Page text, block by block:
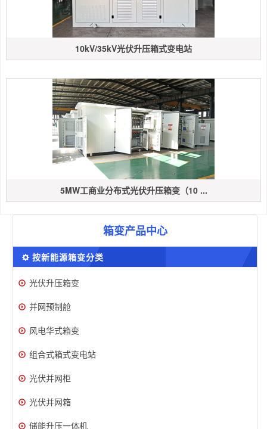
10kV/35kV光伏升压箱式变电站
5MW工商业分布式光伏升压箱变（10 ...
箱变产品中心
按新能源箱变分类
光伏升压箱变
并网预制舱
风电华式箱变
组合式箱式变电站
光伏并网柜
光伏并网箱
储能升压一体机